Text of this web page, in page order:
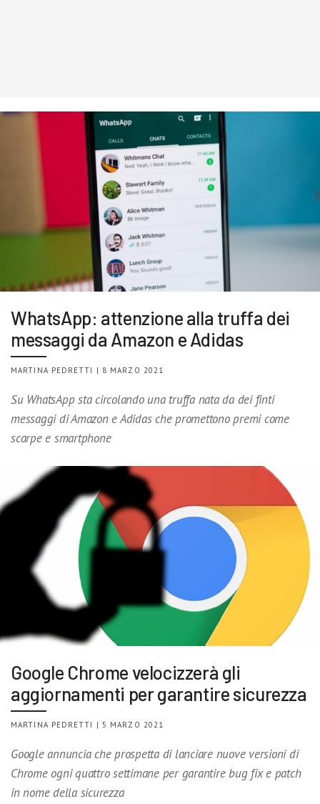
WhatsApp: attenzione alla truffa dei
messaggi da Amazon e Adidas
MARTINA PEDRETTI | 8 MARZO 2021
Su WhatsApp sta circolando una truffa nata da dei finti
messaggi di Amazon e Adidas che promettono premi come
scarpe e smartphone
Google Chrome velocizzerà gli
aggiornamenti per garantire sicurezza
MARTINA PEDRETTI | 5 MARZO 2021
Google annuncia che prospetta di lanciare nuove versioni di
Chrome ogni quattro settimane per garantire bug fix e patch
in nome della sicurezza